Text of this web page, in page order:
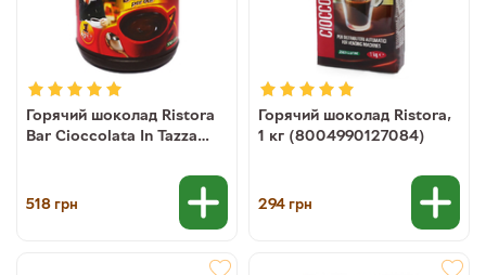
Горячий шоколад Ristora
Bar Cioccolata In Tazza
518грн
Горячий шоколад Ristora,
1 кг (8004990127084)
294грн